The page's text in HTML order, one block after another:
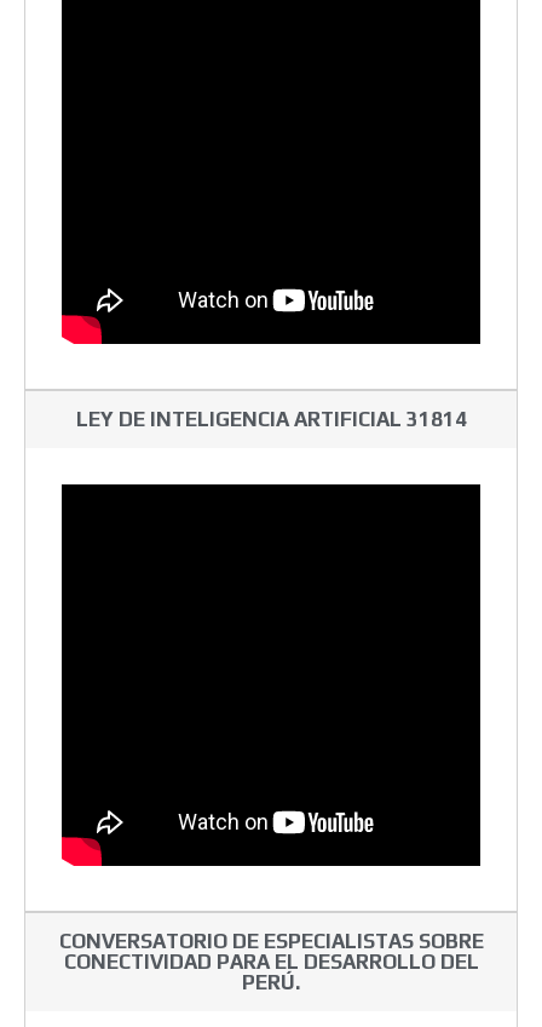
LEY DE INTELIGENCIA ARTIFICIAL 31814
CONVERSATORIO DE ESPECIALISTAS SOBRE
CONECTIVIDAD PARA EL DESARROLLO DEL
PERÚ.